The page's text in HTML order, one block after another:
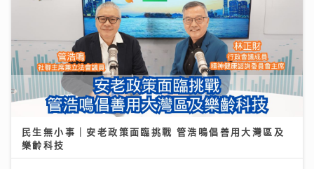
民生無小事｜安老政策面臨挑戰 管浩鳴倡善用大灣區及
樂齡科技